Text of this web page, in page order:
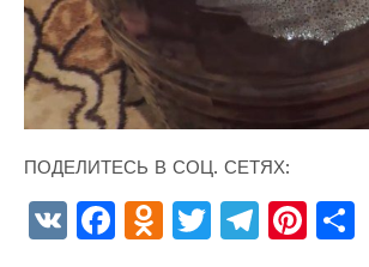
ПОДЕЛИТЕСЬ В СОЦ. СЕТЯХ:
V
F
O
T
T
Pi